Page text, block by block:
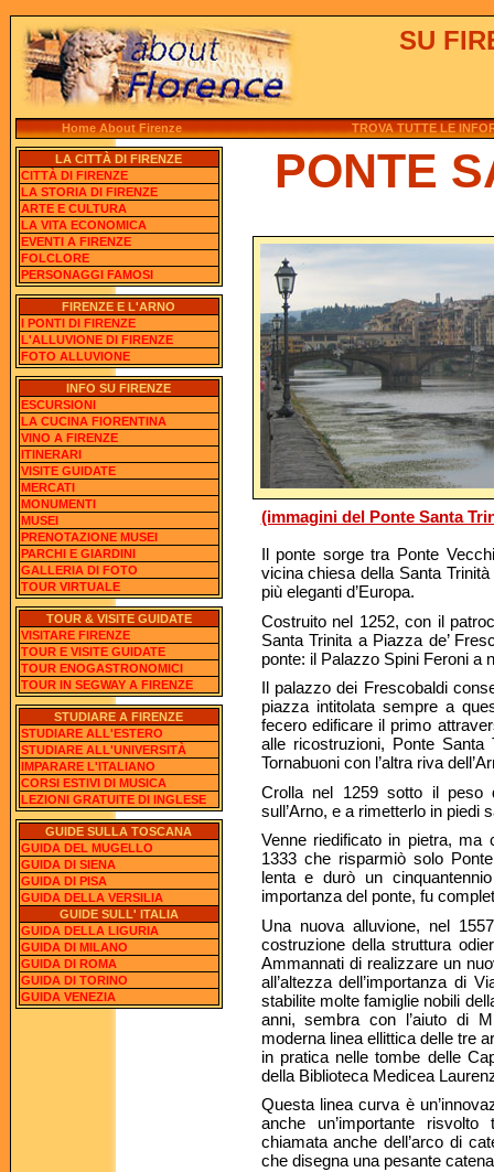
SU
Home About Firenze TROVA TUTTE LE
LA CITTÀ DI FIRENZE
CITTÀ DI FIRENZE
LA STORIA DI FIRENZE
ARTE E CULTURA
LA VITA ECONOMICA
EVENTI A FIRENZE
FOLCLORE
PERSONAGGI FAMOSI
FIRENZE E L'ARNO
I PONTI DI FIRENZE
L'ALLUVIONE DI FIRENZE
FOTO ALLUVIONE
INFO SU FIRENZE
ESCURSIONI
LA CUCINA FIORENTINA
VINO A FIRENZE
ITINERARI
VISITE GUIDATE
MERCATI
MONUMENTI
MUSEI
PRENOTAZIONE MUSEI
PARCHI E GIARDINI
GALLERIA DI FOTO
TOUR VIRTUALE
TOUR & VISITE GUIDATE
VISITARE FIRENZE
TOUR E VISITE GUIDATE
TOUR ENOGASTRONOMICI
TOUR IN SEGWAY A FIRENZE
STUDIARE A FIRENZE
STUDIARE ALL'ESTERO
STUDIARE ALL'UNIVERSITÀ
IMPARARE L'ITALIANO
CORSI ESTIVI DI MUSICA
LEZIONI GRATUITE DI INGLESE
GUIDE SULLA TOSCANA
GUIDA DEL MUGELLO
GUIDA DI SIENA
GUIDA DI PISA
GUIDA DELLA VERSILIA
GUIDE SULL' ITALIA
GUIDA DELLA LIGURIA
GUIDA DI MILANO
GUIDA DI ROMA
GUIDA DI TORINO
GUIDA VENEZIA
PONTE
(immagini del Ponte Santa
Il ponte sorge tra Ponte
vicina chiesa della Santa
più eleganti d’Europa.
Costruito nel 1252, con il
Santa Trinita a Piazza de’
ponte: il Palazzo Spini Feroni a
Il palazzo dei Frescobaldi
piazza intitolata sempre a
fecero edificare il primo
alle ricostruzioni, Ponte
Tornabuoni con l’altra riva
Crolla nel 1259 sotto il peso
sull’Arno, e a rimetterlo in piedi
Venne riedificato in pietra, ma
1333 che risparmiò solo
lenta e durò un
importanza del ponte, fu
Una nuova alluvione, nel
costruzione della struttura
Ammannati di realizzare un
all’altezza dell’importanza di
stabilite molte famiglie nobili
anni, sembra con l’aiuto di
moderna linea ellittica delle tre
in pratica nelle tombe delle
della Biblioteca Medicea
Questa linea curva è
anche un’importante
chiamata anche dell’arco di
che disegna una pesante